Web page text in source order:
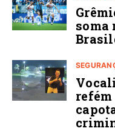
soma
refém